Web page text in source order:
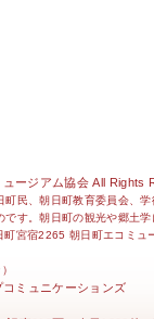
ージアム協会 All Rights
民、朝日町教育委員会、
す。朝日町の観光や郷土
宮宿2265 朝日町エコミ
コミュニケーションズ